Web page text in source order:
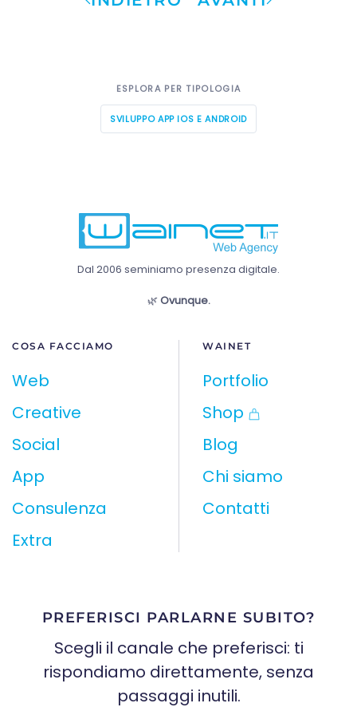
ESPLORA PER TIPOLOGIA
SVILUPPO APP IOS E ANDROID
Dal 2006 seminiamo presenza digitale.
🌿 Ovunque.
COSA FACCIAMO
Web
Creative
Social
App
Consulenza
Extra
WAINET
Portfolio
Shop
Blog
Chi siamo
Contatti
PREFERISCI PARLARNE SUBITO?
Scegli il canale che preferisci: ti
rispondiamo direttamente, senza
passaggi inutili.